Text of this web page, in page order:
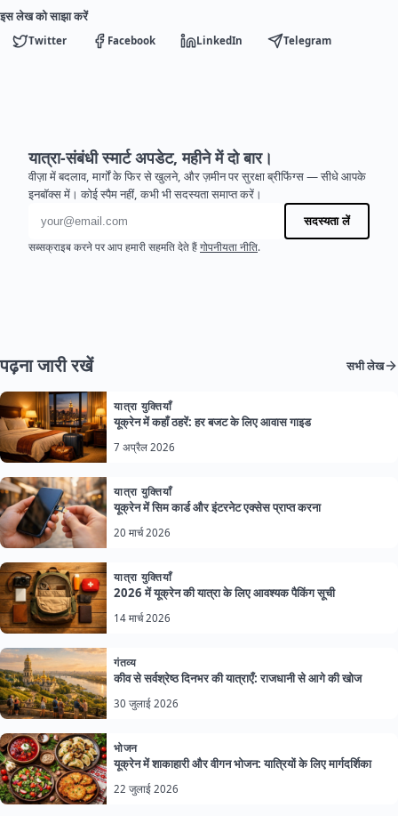
इस लेख को साझा करें
Twitter Facebook LinkedIn Telegram
यात्रा-संबंधी स्मार्ट अपडेट, महीने में दो बार।
वीज़ा में बदलाव, मार्गों के फिर से खुलने, और ज़मीन पर सुरक्षा ब्रीफिंग्स — सीधे आपके
इनबॉक्स में। कोई स्पैम नहीं, कभी भी सदस्यता समाप्त करें।
ईमेल पता
सदस्यता लें
सब्सक्राइब करने पर आप हमारी सहमति देते हैं गोपनीयता नीति.
पढ़ना जारी रखें सभी लेख
यात्रा युक्तियाँ
यूक्रेन में कहाँ ठहरें: हर बजट के लिए आवास गाइड
7 अप्रैल 2026
यात्रा युक्तियाँ
यूक्रेन में सिम कार्ड और इंटरनेट एक्सेस प्राप्त करना
20 मार्च 2026
यात्रा युक्तियाँ
2026 में यूक्रेन की यात्रा के लिए आवश्यक पैकिंग सूची
14 मार्च 2026
गंतव्य
कीव से सर्वश्रेष्ठ दिनभर की यात्राएँ: राजधानी से आगे की खोज
30 जुलाई 2026
भोजन
यूक्रेन में शाकाहारी और वीगन भोजन: यात्रियों के लिए मार्गदर्शिका
22 जुलाई 2026